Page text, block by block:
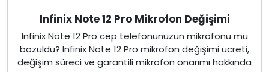
Infinix Note 12 Pro Mikrofon Değişimi
Infinix Note 12 Pro cep telefonunuzun mikrofonu mu
bozuldu? Infinix Note 12 Pro mikrofon değişimi ücreti,
değişim süreci ve garantili mikrofon onarımı hakkında